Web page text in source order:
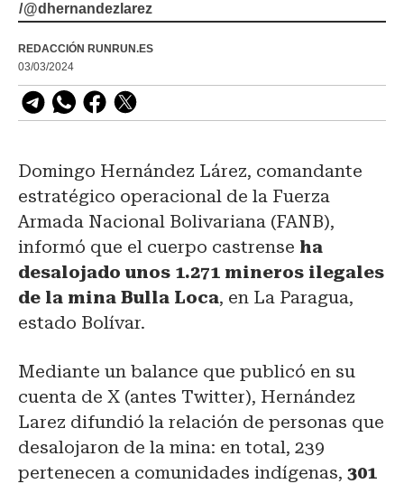
/@dhernandezlarez
REDACCIÓN RUNRUN.ES
03/03/2024
Domingo Hernández Lárez, comandante
estratégico operacional de la Fuerza
Armada Nacional Bolivariana (FANB),
informó que el cuerpo castrense ha
desalojado unos 1.271 mineros ilegales
de la mina Bulla Loca, en La Paragua,
estado Bolívar.
Mediante un balance que publicó en su
cuenta de X (antes Twitter), Hernández
Larez difundió la relación de personas que
desalojaron de la mina: en total, 239
pertenecen a comunidades indígenas, 301